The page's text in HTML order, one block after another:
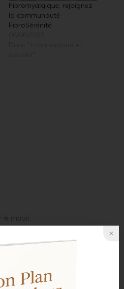
Fibromyalgique, rejoignez
la communauté
FibroSérénité
le matin
les raideurs matinales